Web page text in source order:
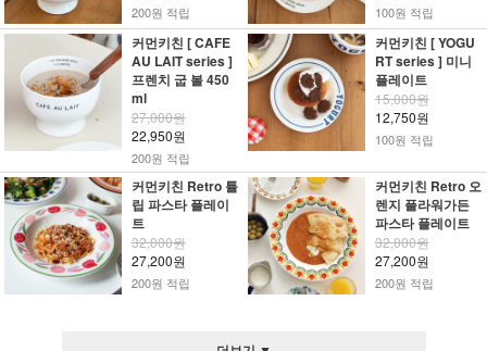
200원 적립 100원 적립
커먼키친 [ CAFE
AU LAIT series ]
프렌치 굽 볼 450
ml
27,000원
22,950원
200원 적립
커먼키친 [ YOGU
RT series ] 미니
플레이트
15,000원
12,750원
100원 적립
커먼키친 Retro 튤
립 파스타 플레이
트
32,000원
27,200원
200원 적립
커먼키친 Retro 오
렌지 플라워가든
파스타 플레이트
32,000원
27,200원
200원 적립